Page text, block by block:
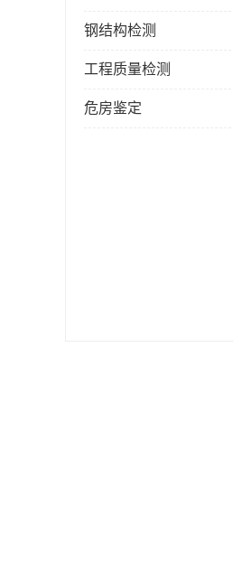
钢结构检测
工程质量检测
危房鉴定